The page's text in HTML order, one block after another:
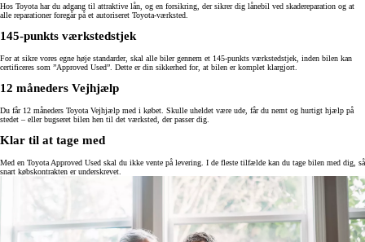
Hos Toyota har du adgang til attraktive lån, og en forsikring, der sikrer dig lånebil ved skadereparation og at
alle reparationer foregår på et autoriseret Toyota-værksted.
145-punkts værkstedstjek
For at sikre vores egne høje standarder, skal alle biler gennem et 145-punkts værkstedstjek, inden bilen kan
certificeres som ”Approved Used”. Dette er din sikkerhed for, at bilen er komplet klargjort.
12 måneders Vejhjælp
Du får 12 måneders Toyota Vejhjælp med i købet. Skulle uheldet være ude, får du nemt og hurtigt hjælp på
stedet – eller bugseret bilen hen til det værksted, der passer dig.
Klar til at tage med
Med en Toyota Approved Used skal du ikke vente på levering. I de fleste tilfælde kan du tage bilen med dig, så
snart købskontrakten er underskrevet.